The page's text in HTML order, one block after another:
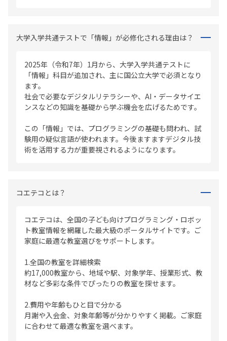
大学入学共通テストで「情報」が必修化される理由は？
2025年（令和7年）1月から、大学入学共通テストに
「情報」科目が追加され、主に国公立大学で必須となり
ます。
社会で必要なデジタルリテラシーや、AI・データサイエ
ンスなどの知識を基礎から学ぶ機会を広げるためです。
この「情報」では、プログラミングの基礎も問われ、試
験用の疑似言語が使われます。今後ますますデジタル技
術を活用する力が重要視されるようになります。
コエテコとは？
コエテコは、全国の子ども向けプログラミング・ロボッ
ト教室情報を網羅した最大級のポータルサイトです。ご
家庭に最適な教室選びをサポートします。
1.全国の教室を詳細検索
約17,000教室から、地域や駅、対象学年、授業形式、教
材など多彩な条件でぴったりの教室を探せます。
2.費用や年齢もひと目で分かる
月謝や入会金、対象年齢等が分かりやすく掲載。ご家庭
に合わせて最適な教室を選べます。